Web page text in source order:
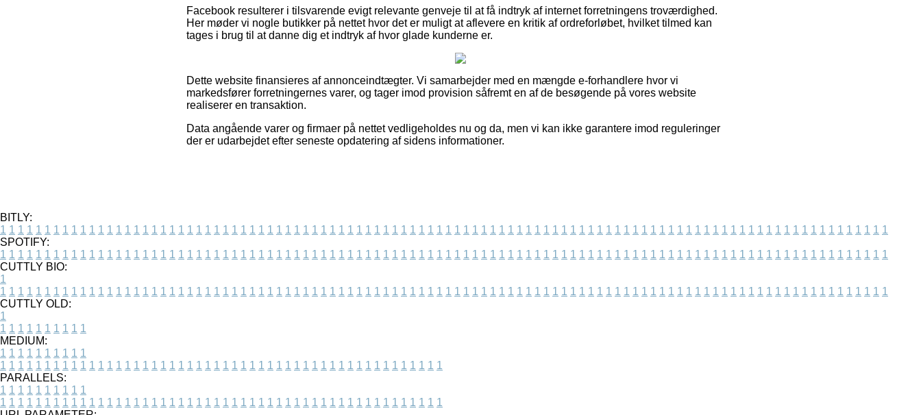
Facebook resulterer i tilsvarende evigt relevante genveje til at få indtryk af internet forretningens troværdighed.
Her møder vi nogle butikker på nettet hvor det er muligt at aflevere en kritik af ordreforløbet, hvilket tilmed kan
tages i brug til at danne dig et indtryk af hvor glade kunderne er.
Dette website finansieres af annonceindtægter. Vi samarbejder med en mængde e-forhandlere hvor vi
markedsfører forretningernes varer, og tager imod provision såfremt en af de besøgende på vores website
realiserer en transaktion.
Data angående varer og firmaer på nettet vedligeholdes nu og da, men vi kan ikke garantere imod reguleringer
der er udarbejdet efter seneste opdatering af sidens informationer.
BITLY:
1 1 1 1 1 1 1 1 1 1 1 1 1 1 1 1 1 1 1 1 1 1 1 1 1 1 1 1 1 1 1 1 1 1 1 1 1 1 1 1 1 1 1 1 1 1 1 1 1 1 1 1 1 1 1 1 1 1 1 1 1 1 1 1 1 1 1 1 1 1 1 1 1 1 1 1 1 1 1 1 1 1 1 1 1 1 1 1 1 1 1 1 1 1 1 1 1 1 1 1
SPOTIFY:
1 1 1 1 1 1 1 1 1 1 1 1 1 1 1 1 1 1 1 1 1 1 1 1 1 1 1 1 1 1 1 1 1 1 1 1 1 1 1 1 1 1 1 1 1 1 1 1 1 1 1 1 1 1 1 1 1 1 1 1 1 1 1 1 1 1 1 1 1 1 1 1 1 1 1 1 1 1 1 1 1 1 1 1 1 1 1 1 1 1 1 1 1 1 1 1 1 1 1 1
CUTTLY BIO:
1
1 1 1 1 1 1 1 1 1 1 1 1 1 1 1 1 1 1 1 1 1 1 1 1 1 1 1 1 1 1 1 1 1 1 1 1 1 1 1 1 1 1 1 1 1 1 1 1 1 1 1 1 1 1 1 1 1 1 1 1 1 1 1 1 1 1 1 1 1 1 1 1 1 1 1 1 1 1 1 1 1 1 1 1 1 1 1 1 1 1 1 1 1 1 1 1 1 1 1 1
CUTTLY OLD:
1
1 1 1 1 1 1 1 1 1 1
MEDIUM:
1 1 1 1 1 1 1 1 1 1
1 1 1 1 1 1 1 1 1 1 1 1 1 1 1 1 1 1 1 1 1 1 1 1 1 1 1 1 1 1 1 1 1 1 1 1 1 1 1 1 1 1 1 1 1 1 1 1 1 1
PARALLELS:
1 1 1 1 1 1 1 1 1 1
1 1 1 1 1 1 1 1 1 1 1 1 1 1 1 1 1 1 1 1 1 1 1 1 1 1 1 1 1 1 1 1 1 1 1 1 1 1 1 1 1 1 1 1 1 1 1 1 1 1